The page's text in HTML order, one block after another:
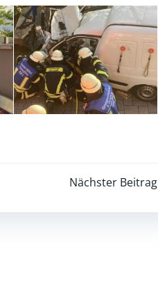
Nächster Beitrag